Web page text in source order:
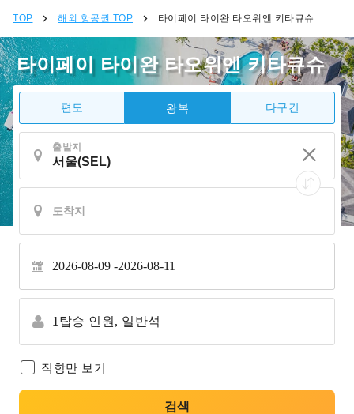
TOP 해외 항공권 TOP 타이페이 타이완 타오위엔 키타큐슈
타이페이 타이완 타오위엔 키타큐슈
편도 왕복 다구간
출발지
2026-08-09 2026-08-11
1 탑승 인원, 일반석
직항만 보기
검색